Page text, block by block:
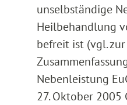
unselbständige
Heilbehandlung
befreit ist (vgl.
Nebenleistung
27. Oktober 2005